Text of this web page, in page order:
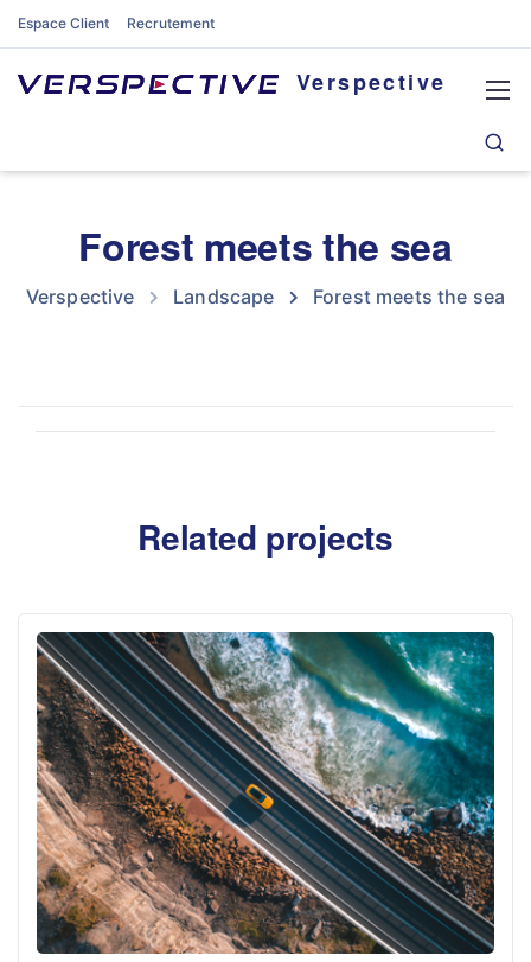
Espace Client Recrutement
Verspective
Forest meets the sea
Verspective Landscape Forest meets the sea
Related projects